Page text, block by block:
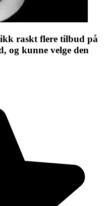
raskt flere tilbud på
og kunne velge den